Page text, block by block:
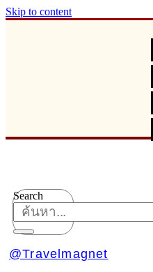
Skip to content
Search
@Travelmagnet